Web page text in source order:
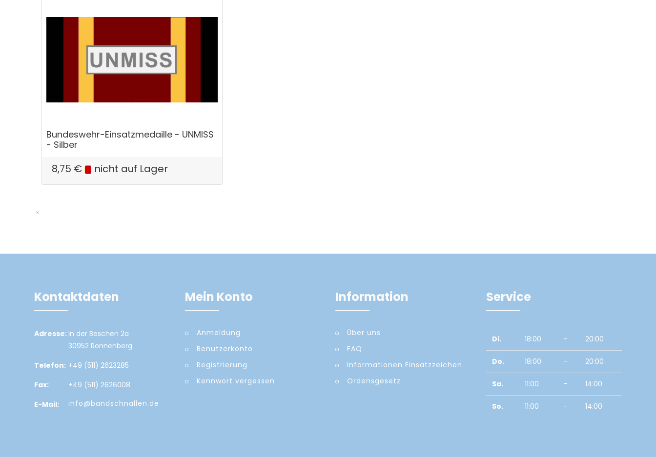
Bundeswehr-Einsatzmedaille - UNMISS
- Silber
8,75 € nicht auf Lager
Kontaktdaten
Adresse: In der Beschen 2a
30952 Ronnenberg
Telefon: +49 (511) 2623285
Fax:
+49 (511) 2626008
E-Mail:
info@bandschnallen.de
Mein Konto
Anmeldung
Benutzerkonto
Registrierung
Kennwort vergessen
Information
Über uns
FAQ
Informationen Einsatzzeichen
Ordensgesetz
Service
Di. 18:00 - 20:00
Do. 18:00 - 20:00
Sa. 11:00 - 14:00
So. 11:00 - 14:00